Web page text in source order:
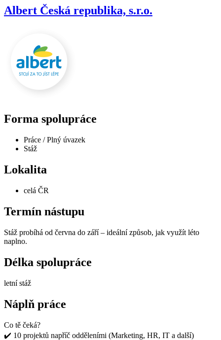
Albert Česká republika, s.r.o.
Forma spolupráce
Práce / Plný úvazek
Stáž
Lokalita
celá ČR
Termín nástupu
Stáž probíhá od června do září – ideální způsob, jak využít léto
naplno.
Délka spolupráce
letní stáž
Náplň práce
Co tě čeká?
✔️ 10 projektů napříč odděleními (Marketing, HR, IT a další)